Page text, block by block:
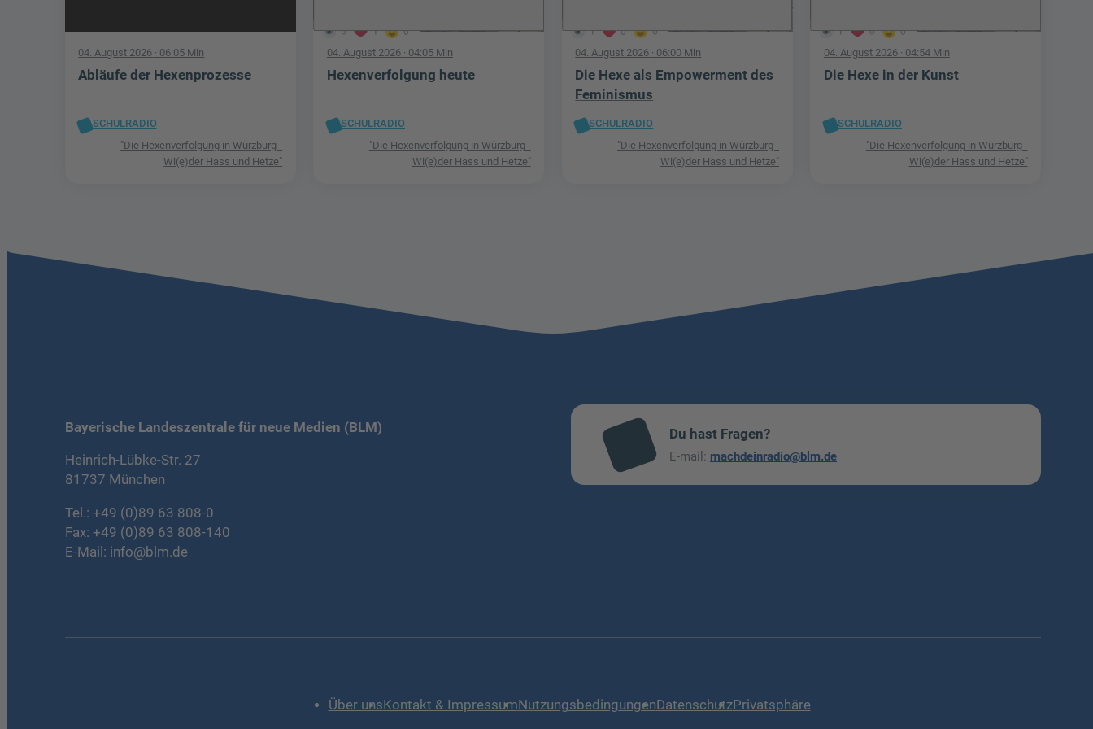
04. August 2026 · 06:05 Min
Abläufe der Hexenprozesse
SCHULRADIO
"Die Hexenverfolgung in Würzburg -
Wi(e)der Hass und Hetze"
5 1 0
04. August 2026· 04:05 Min
Hexenverfolgung heute
SCHULRADIO
"Die Hexenverfolgung in Würzburg -
Wi(e)der Hass und Hetze"
1 0 0
04. August 2026 · 06:00 Min
Die Hexe als Empowerment des
Feminismus
SCHULRADIO
"Die Hexenverfolgung in Würzburg -
Wi(e)der Hass und Hetze"
1 0 0
04. August 2026· 04:54 Min
Die Hexe in der Kunst
SCHULRADIO
"Die Hexenverfolgung in Würzburg -
Wi(e)der Hass und Hetze"
Bayerische Landeszentrale für neue Medien (BLM)
Heinrich-Lübke-Str. 27
81737 München
Tel.: +49 (0)89 63 808-0
Fax: +49 (0)89 63 808-140
E-Mail: info@blm.de
mai
l
Du hast Fragen?
E-mail: machdeinradio@blm.de
Über unsKontakt & ImpressumNutzungsbedingungenDatenschutzPrivatsphäre